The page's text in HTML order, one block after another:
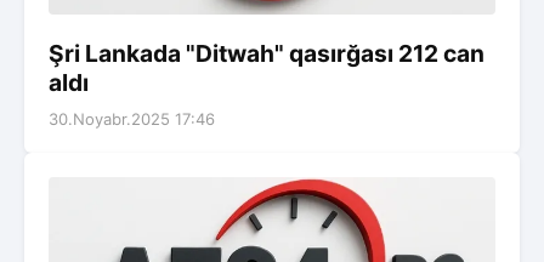
Şri Lankada "Ditwah" qasırğası 212 can
aldı
30.Noyabr.2025 17:46